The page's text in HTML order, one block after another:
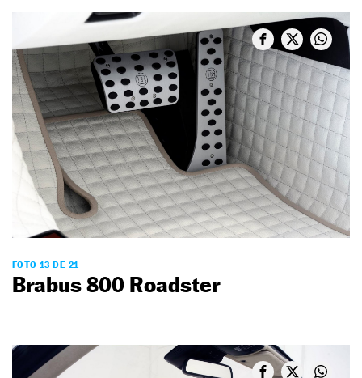
FOTO 13 DE 21
Brabus 800 Roadster